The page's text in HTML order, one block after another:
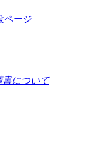
ページ
について